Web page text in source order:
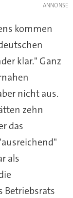
kommen
klar." Ganz
nicht aus.
zehn
das
als
Betriebsrats